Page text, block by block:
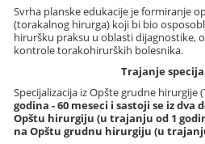
Svrha planske edukacije je formiranje
(torakalnog hirurga) koji bi bio
hiruršku praksu u oblasti dijagnostike,
kontrole torakohirurških bolesnika.
Trajanje
Specijalizacija iz Opšte grudne hirurgije
godina - 60 meseci i sastoji se iz dva
Opštu hirurgiju (u trajanju od 1
na Opštu grudnu hirurgiju (u